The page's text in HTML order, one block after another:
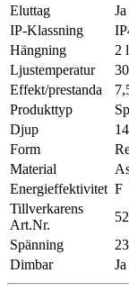
Eluttag
Ja
IP-Klassning
Hängning
2
Ljustemperatur
Effekt/prestanda
Produkttyp
Djup
Form
Material
Energieffektivitet F
Tillverkarens
Art.Nr.
Spänning
Dimbar
Ja